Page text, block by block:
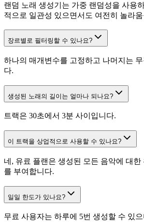
랜덤 노래 생성기는 가중 랜덤성을 사용
적으로 일관성 있으면서도 여전히 놀라
장르별로 필터링할 수 있나요?
하나의 매개변수를 고정하고 나머지는
다.
생성된 노래의 길이는 얼마나 되나요?
트랙은 30초에서 3분 사이입니다.
이 트랙을 상업적으로 사용할 수 있나요?
네, 유료 플랜은 생성된 모든 음악에 대한
를 부여합니다.
일일 한도가 있나요?
무료 사용자는 하루에 5번 생성할 수 있